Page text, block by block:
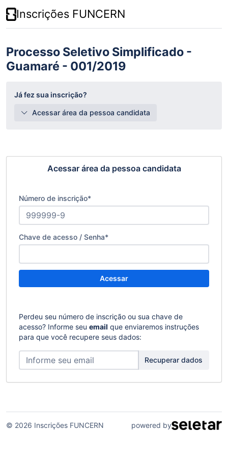
Inscrições FUNCERN
Processo Seletivo Simplificado -
Guamaré - 001/2019
Já fez sua inscrição?
Acessar área da pessoa candidata
Acessar área da pessoa candidata
Número de inscrição*
Chave de acesso / Senha*
Acessar
Perdeu seu número de inscrição ou sua chave de
acesso? Informe seu email que enviaremos instruções
para que você recupere seus dados:
Recuperar dados
© 2026 Inscrições FUNCERN powered by